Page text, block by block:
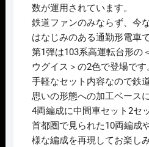
数が運用されています。
鉄道ファンのみならず、今
はなじみのある通勤形電車で
第1弾は103系高運転台形の
ウグイス＞の2色で登場です
手軽なセット内容なので鉄
思いの形態への加工ベース
4両編成に中間車セット2セ
首都圏で見られた10両編成
様な編成を再現してお楽し